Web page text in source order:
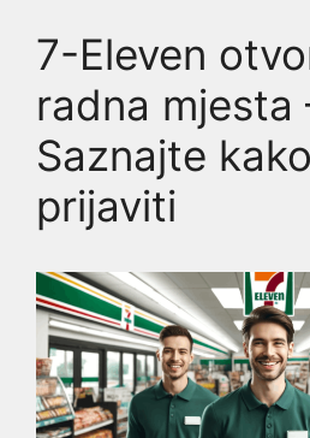
7-Eleven
radna mjesta
Saznajte
prijaviti